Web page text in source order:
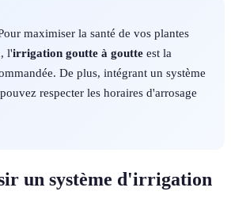
maximiser la santé de vos plantes
l'irrigation goutte à goutte est la
De plus, intégrant un système
respecter les horaires d'arrosage
un système d'irrigation